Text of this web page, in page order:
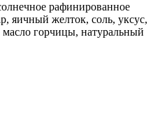
рафинированное
яичный желток, соль, уксус,
масло горчицы, натуральный